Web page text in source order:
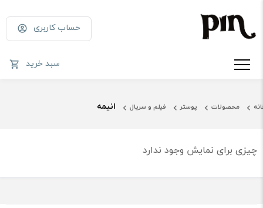
حساب کاربری
سبد خرید
محصولات پوستر فیلم و سریال انیمه
چیزی برای نمایش وجود ندارد